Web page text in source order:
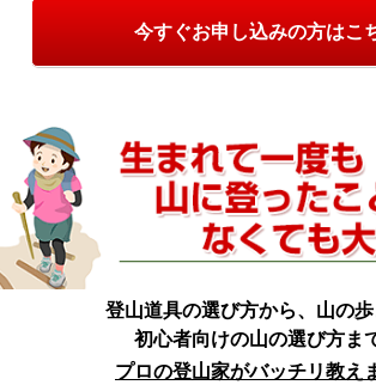
今すぐお申し込みの方はこ
登山道具の選び方から、山の歩
初心者向けの山の選び方ま
プロの登山家がバッチリ教え